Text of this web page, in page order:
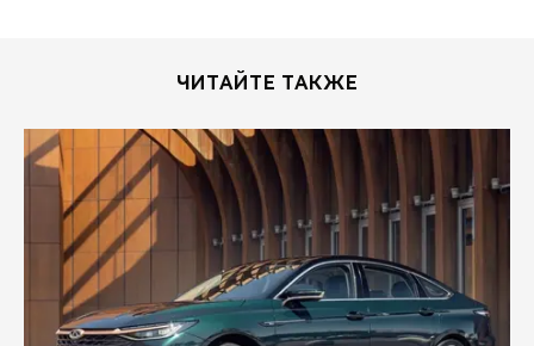
ЧИТАЙТЕ ТАКЖЕ